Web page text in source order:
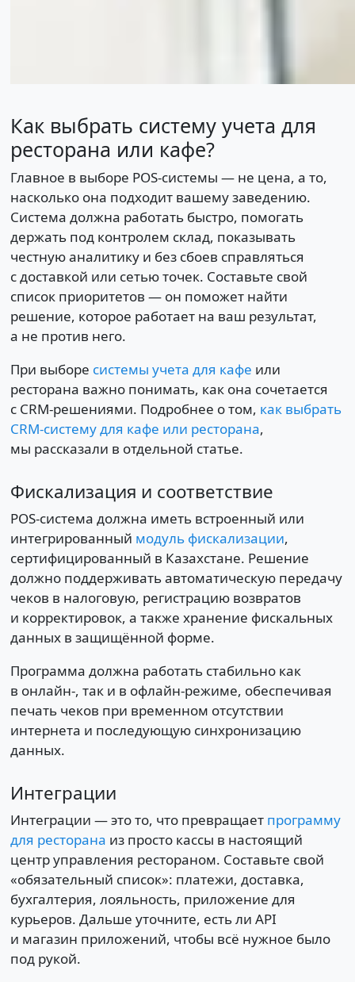
Как выбрать систему учета для
ресторана или кафе?
Главное в выборе POS-системы — не цена, а то,
насколько она подходит вашему заведению.
Система должна работать быстро, помогать
держать под контролем склад, показывать
честную аналитику и без сбоев справляться
с доставкой или сетью точек. Составьте свой
список приоритетов — он поможет найти
решение, которое работает на ваш результат,
а не против него.
При выборе системы учета для кафе или
ресторана важно понимать, как она сочетается
с CRM-решениями. Подробнее о том, как выбрать
CRM-систему для кафе или ресторана,
мы рассказали в отдельной статье.
Фискализация и соответствие
POS-система должна иметь встроенный или
интегрированный модуль фискализации,
сертифицированный в Казахстане. Решение
должно поддерживать автоматическую передачу
чеков в налоговую, регистрацию возвратов
и корректировок, а также хранение фискальных
данных в защищённой форме.
Программа должна работать стабильно как
в онлайн-, так и в офлайн-режиме, обеспечивая
печать чеков при временном отсутствии
интернета и последующую синхронизацию
данных.
Интеграции
Интеграции — это то, что превращает программу
для ресторана из просто кассы в настоящий
центр управления рестораном. Составьте свой
«обязательный список»: платежи, доставка,
бухгалтерия, лояльность, приложение для
курьеров. Дальше уточните, есть ли API
и магазин приложений, чтобы всё нужное было
под рукой.